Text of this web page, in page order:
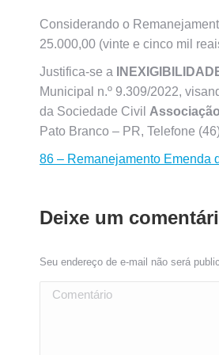
Considerando o
25.000,00 (vinte e cinco mil
Justifica-se a
Municipal n.º 9.309/2022,
da Sociedade Civil
Pato Branco – PR, Telefone
86 – Remanejamento Emenda
Deixe um
Seu endereço de e-mail não será
Comentário